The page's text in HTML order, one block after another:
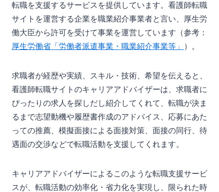
転職を支援するサービスを提供しています。看護師転職
サイトを運営する企業を職業紹介事業者と言い、厚生労
働大臣から許可を受けて事業を運営しています（参考：
厚生労働省「労働者派遣事業・職業紹介事業等」
）。
求職者が経歴や実績、スキル・技術、希望を伝えると、
看護師転職サイトのキャリアアドバイザーは、求職者に
ぴったりの求人を探しだし紹介してくれて、転職が決ま
るまで志望動機や履歴書作成のアドバイス、応募にあた
っての推薦、模擬面接による面接対策、面接の同行、待
遇面の交渉などで転職活動を支援してくれます。
キャリアアドバイザーによるこのような転職支援サービ
スが、転職活動の効率化・省力化を実現し、限られた時